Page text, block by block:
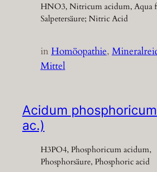
HNO3, Nitricum acidum, Aqua
Salpetersäure; Nitric Acid
inHomöopathie,
Mittel
Acidum
ac.)
H3PO4, Phosphoricum acidum,
Phosphorsäure, Phosphoric acid